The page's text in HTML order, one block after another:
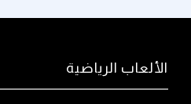
الألعاب الرياضية